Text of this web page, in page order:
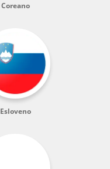
Coreano
Esloveno